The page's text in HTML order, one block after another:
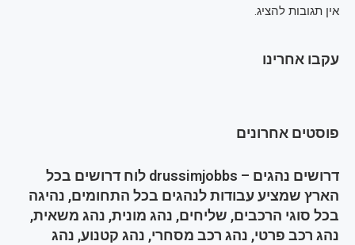
אין תגובות להציג.
עקבו אחרינו
פוסטים אחרונים
דרושים נהגים – drussimjobbs לוח דרושים בכל
הארץ שמציע עבודות לנהגים בכל התחומים, נהיגה
בכל סוגי הרכבים, שליחים, נהג מונית, נהג משאית,
נהג רכב פרטי, נהג רכב מסחרי, נהג קטנוע, נהג